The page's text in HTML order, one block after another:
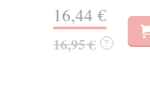
16,44 €
16,95 € ?